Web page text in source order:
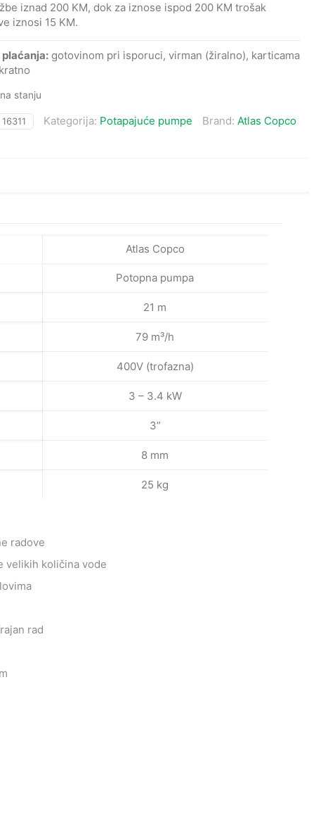
iznad 200 KM, dok za iznose ispod 200 KM trošak
iznosi 15 KM.
plaćanja: gotovinom pri isporuci, virman (žiralno), karticama
stanju
16311 Kategorija: Potapajuće pumpe Brand: Atlas Copco
Atlas Copco
Potopna pumpa
21 m
79 m³/h
400V (trofazna)
3 – 3.4 kW
3”
8 mm
25 kg
radove
velikih količina vode
rad